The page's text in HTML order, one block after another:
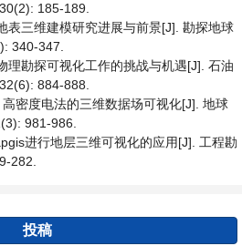
185-189.
表三维建模研究进展与前景[J]. 勘探地球
340-347.
理勘探可视化工作的挑战与机遇[J]. 石油
884-888.
密度电法的三维数据场可视化[J]. 地球
981-986.
进行地层三维可视化的应用[J]. 工程勘
282.
投稿